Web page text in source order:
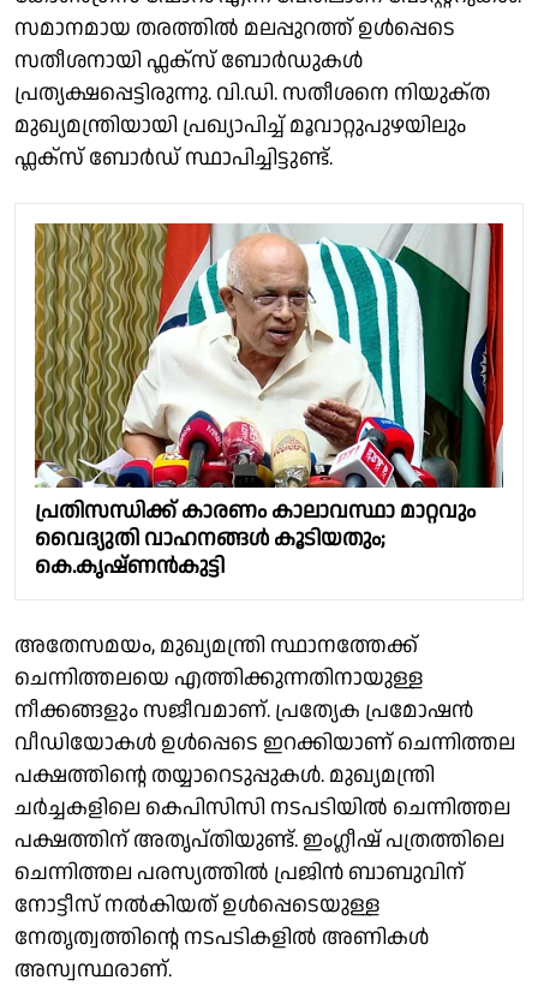
സമാനമായ തരത്തിൽ മലപ്പുറത്ത് ഉൾപ്പെടെ
സതീശനായി ഫ്ലക്സ് ബോർഡുകൾ
പ്രത്യക്ഷപ്പെട്ടിരുന്നു. വി.ഡി. സതീശനെ നിയുക്‌ത
മുഖ്യമന്ത്രിയായി പ്രഖ്യാപിച്ച് മൂവാറ്റുപുഴയിലും
ഫ്ലക്സ് ബോർഡ് സ്ഥാപിച്ചിട്ടുണ്ട്.
പ്രതിസന്ധിക്ക് കാരണം കാലാവസ്ഥാ മാറ്റവും
വൈദ്യുതി വാഹനങ്ങൾ കൂടിയതും;
കെ.കൃഷ്ണൻകുട്ടി
അതേസമയം, മുഖ്യമന്ത്രി സ്ഥാനത്തേക്ക്
ചെന്നിത്തലയെ എത്തിക്കുന്നതിനായുള്ള
നീക്കങ്ങളും സജീവമാണ്. പ്രത്യേക പ്രമോഷൻ
വീഡിയോകൾ ഉൾപ്പെടെ ഇറക്കിയാണ് ചെന്നിത്തല
പക്ഷത്തിന്റെ തയ്യാറെടുപ്പുകൾ. മുഖ്യമന്ത്രി
ചർച്ചകളിലെ കെപിസിസി നടപടിയിൽ ചെന്നിത്തല
പക്ഷത്തിന് അതൃപ്തിയുണ്ട്. ഇംഗ്ലീഷ് പത്രത്തിലെ
ചെന്നിത്തല പരസ്യത്തിൽ പ്രജിൻ ബാബുവിന്
നോട്ടീസ് നൽകിയത് ഉൾപ്പെടെയുള്ള
നേതൃത്വത്തിന്റെ നടപടികളിൽ അണികൾ
അസ്വസ്ഥരാണ്.